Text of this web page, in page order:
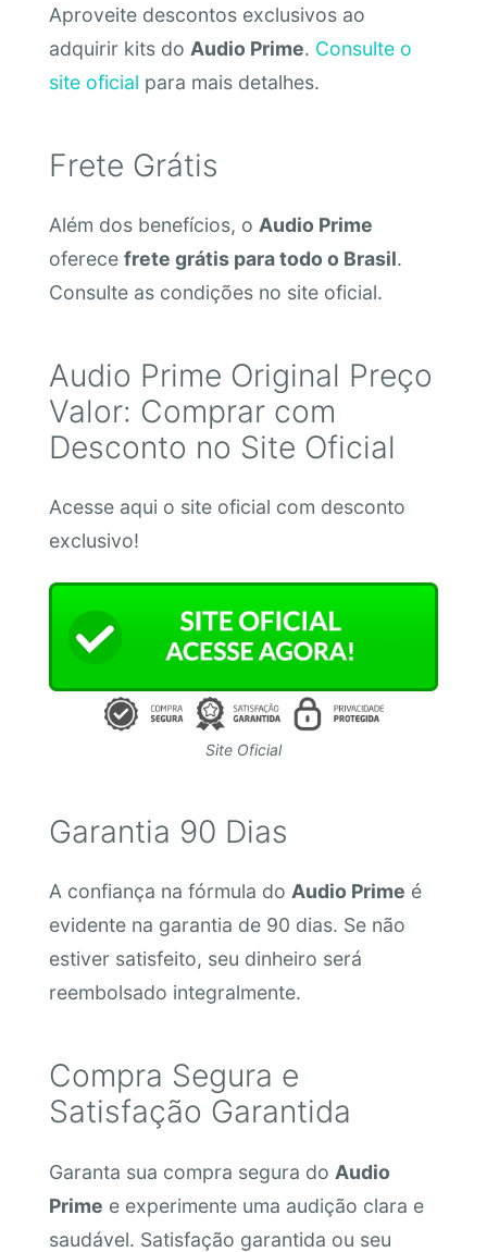
Aproveite descontos exclusivos ao
adquirir kits do Audio Prime. Consulte o
site oficial para mais detalhes.
Frete Grátis
Além dos benefícios, o Audio Prime
oferece frete grátis para todo o Brasil.
Consulte as condições no site oficial.
Audio Prime Original Preço
Valor: Comprar com
Desconto no Site Oficial
Acesse aqui o site oficial com desconto
exclusivo!
Site Oficial
Garantia 90 Dias
A confiança na fórmula do Audio Prime é
evidente na garantia de 90 dias. Se não
estiver satisfeito, seu dinheiro será
reembolsado integralmente.
Compra Segura e
Satisfação Garantida
Garanta sua compra segura do Audio
Prime e experimente uma audição clara e
saudável. Satisfação garantida ou seu